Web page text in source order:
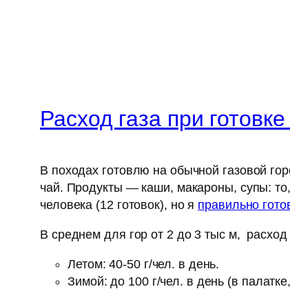
Расход газа при
В походах готовлю на обычной газовой
чай. Продукты — каши, макароны, супы: то,
человека (12 готовок), но я правильно
В среднем для гор от 2 до 3 тыс м, расход
Летом: 40-50 г/чел. в день.
Зимой: до 100 г/чел. в день (в